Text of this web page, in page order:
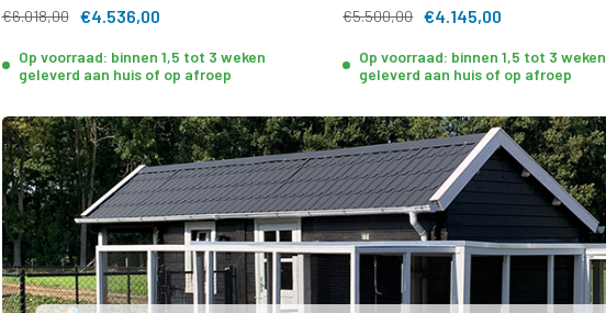
€6.018,00 €4.536,00
Op voorraad: binnen 1,5 tot 3 weken
geleverd aan huis of op afroep
€5.500,00 €4.145,00
Op voorraad: binnen 1,5 tot 3 weken
geleverd aan huis of op afroep